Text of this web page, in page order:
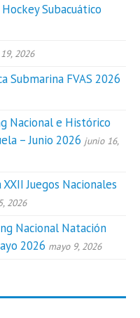
Subacuático
2026
Submarina FVAS 2026
Nacional e Histórico
– Junio 2026 junio 16,
Juegos Nacionales
2026
Nacional Natación
2026 mayo 9, 2026